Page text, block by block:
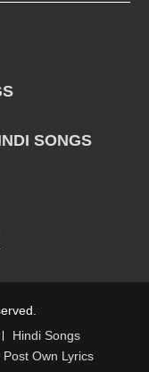
SONGS
Hindi Songs
Post Own Lyrics